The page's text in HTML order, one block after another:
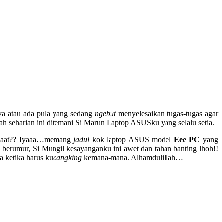
atau ada pula yang sedang ngebutmenyelesaikan tugas-tugas agar
seharian ini ditemani Si Marun Laptop ASUSku yang selalu setia.
Iyaaa…memang jadul kok laptop ASUS model Eee PC yang
Si Mungil kesayanganku ini awet dan tahan banting lhoh!!
ketika harus kucangking kemana-mana. Alhamdulillah…